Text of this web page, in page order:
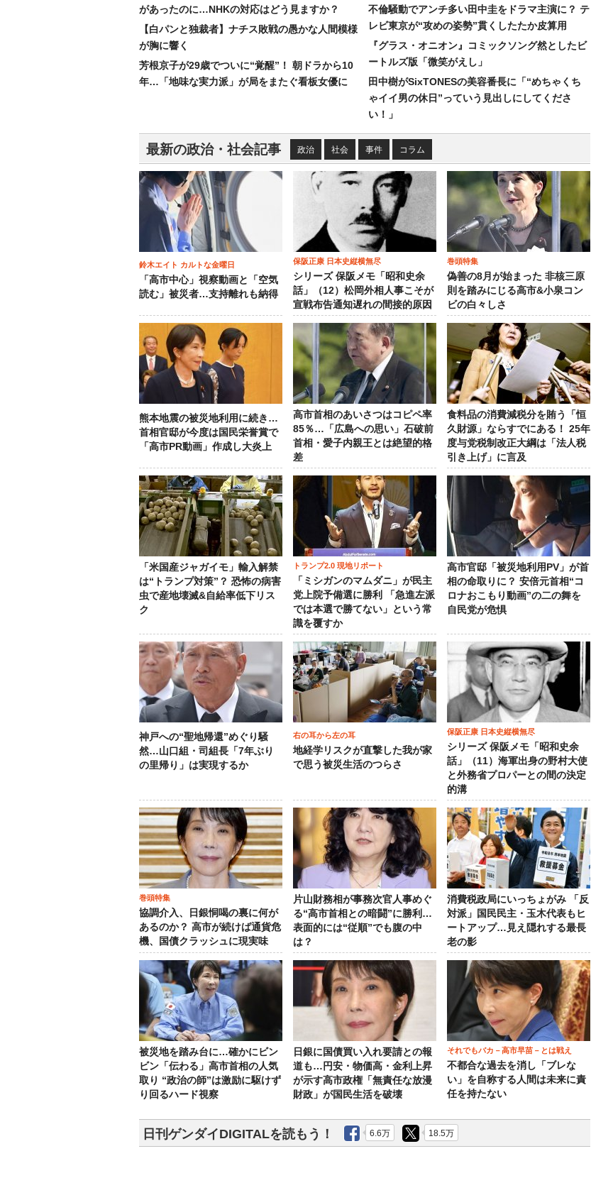
があったのに…NHKの対応はどう見ますか？
【白パンと独裁者】ナチス敗戦の愚かな人間模様
が胸に響く
芳根京子が29歳でついに“覚醒”！ 朝ドラから10
年…「地味な実力派」が局をまたぐ看板女優に
不倫騒動でアンチ多い田中圭をドラマ主演に？ テ
レビ東京が“攻めの姿勢”貫くしたたか皮算用
『グラス・オニオン』コミックソング然としたビ
ートルズ版「微笑がえし」
田中樹がSixTONESの美容番長に「“めちゃくち
ゃイイ男の休日”っていう見出しにしてくださ
い！」
最新の政治・社会記事 政治 社会 事件 コラム
鈴木エイト カルトな金曜日
「高市中心」視察動画と「空気
読む」被災者…支持離れも納得
保阪正康 日本史縦横無尽
シリーズ 保阪メモ「昭和史余
話」（12）松岡外相人事こそが
宣戦布告通知遅れの間接的原因
巻頭特集
偽善の8月が始まった 非核三原
則を踏みにじる高市&小泉コン
ビの白々しさ
熊本地震の被災地利用に続き…
首相官邸が今度は国民栄誉賞で
「高市PR動画」作成し大炎上
高市首相のあいさつはコピペ率
85％…「広島への思い」石破前
首相・愛子内親王とは絶望的格
差
食料品の消費減税分を賄う「恒
久財源」ならすでにある！ 25年
度与党税制改正大綱は「法人税
引き上げ」に言及
「米国産ジャガイモ」輸入解禁
は“トランプ対策”？ 恐怖の病害
虫で産地壊滅&自給率低下リス
ク
トランプ2.0 現地リポート
「ミシガンのマムダニ」が民主
党上院予備選に勝利 「急進左派
では本選で勝てない」という常
識を覆すか
高市官邸「被災地利用PV」が首
相の命取りに？ 安倍元首相“コ
ロナおこもり動画”の二の舞を
自民党が危惧
神戸への“聖地帰還”めぐり騒
然…山口組・司組長「7年ぶり
の里帰り」は実現するか
右の耳から左の耳
地経学リスクが直撃した我が家
で思う被災生活のつらさ
保阪正康 日本史縦横無尽
シリーズ 保阪メモ「昭和史余
話」（11）海軍出身の野村大使
と外務省プロパーとの間の決定
的溝
巻頭特集
協調介入、日銀恫喝の裏に何が
あるのか？ 高市が続けば通貨危
機、国債クラッシュに現実味
片山財務相が事務次官人事めぐ
る“高市首相との暗闘”に勝利…
表面的には“従順”でも腹の中
は？
消費税政局にいっちょがみ 「反
対派」国民民主・玉木代表もヒ
ートアップ…見え隠れする最長
老の影
被災地を踏み台に…確かにビン
ビン「伝わる」高市首相の人気
取り “政治の師”は激励に駆けず
り回るハード視察
日銀に国債買い入れ要請との報
道も…円安・物価高・金利上昇
が示す高市政権「無責任な放漫
財政」が国民生活を破壊
それでもバカ－高市早苗－とは戦え
不都合な過去を消し「ブレな
い」を自称する人間は未来に責
任を持たない
日刊ゲンダイDIGITALを読もう！ 6.6万 18.5万